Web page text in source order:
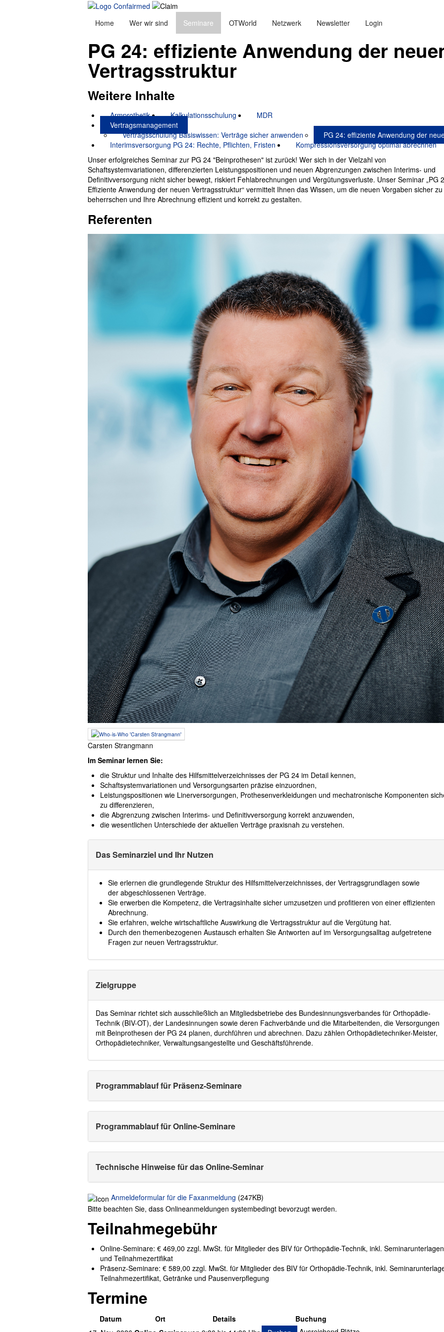
Home Wer wir sind Seminare OTWorld Netzwerk Newsletter Login
PG 24: effiziente Anwendung der
Vertragsstruktur
Weitere Inhalte
Armprothetik Kalkulationsschulung
MDR
Vertragsmanagement
Vertragsschulung Basiswissen: Verträge sicher anwenden
PG 24: effiziente Anwendung der
Interimsversorgung PG 24: Rechte, Pflichten, Fristen
Kompressionsversorgung optimal abrechnen
Unser erfolgreiches Seminar zur PG 24 "Beinprothesen" ist zurück! Wer sich in der Vielzahl von
Schaftsystemvariationen, differenzierten Leistungspositionen und neuen Abgrenzungen zwischen Interims- und
Definitivversorgung nicht sicher bewegt, riskiert Fehlabrechnungen und Vergütungsverluste. Unser Seminar „PG
Effiziente Anwendung der neuen Vertragsstruktur“ vermittelt Ihnen das Wissen, um die neuen Vorgaben sicher zu
beherrschen und Ihre Abrechnung effizient und korrekt zu gestalten.
Referenten
Carsten Strangmann
Im Seminar lernen Sie:
die Struktur und Inhalte des Hilfsmittelverzeichnisses der PG 24 im Detail kennen,
Schaftsystemvariationen und Versorgungsarten präzise einzuordnen,
Leistungspositionen wie Linerversorgungen, Prothesenverkleidungen und mechatronische Komponenten
zu differenzieren,
die Abgrenzung zwischen Interims- und Definitivversorgung korrekt anzuwenden,
die wesentlichen Unterschiede der aktuellen Verträge praxisnah zu verstehen.
Das Seminarziel und Ihr Nutzen
Sie erlernen die grundlegende Struktur des Hilfsmittelverzeichnisses, der Vertragsgrundlagen sowie
der abgeschlossenen Verträge.
Sie erwerben die Kompetenz, die Vertragsinhalte sicher umzusetzen und profitieren von einer effizienten
Abrechnung.
Sie erfahren, welche wirtschaftliche Auswirkung die Vertragsstruktur auf die Vergütung hat.
Durch den themenbezogenen Austausch erhalten Sie Antworten auf im Versorgungsalltag aufgetretene
Fragen zur neuen Vertragsstruktur.
Zielgruppe
Das Seminar richtet sich ausschließlich an Mitgliedsbetriebe des Bundesinnungsverbandes für Orthopädie-
Technik (BIV-OT), der Landesinnungen sowie deren Fachverbände und die Mitarbeitenden, die Versorgungen
mit Beinprothesen der PG 24 planen, durchführen und abrechnen. Dazu zählen Orthopädietechniker-Meister,
Orthopädietechniker, Verwaltungsangestellte und Geschäftsführende.
Programmablauf für Präsenz-Seminare
Programmablauf für Online-Seminare
Technische Hinweise für das Online-Seminar
Anmeldeformular für die Faxanmeldung (247KB)
Bitte beachten Sie, dass Onlineanmeldungen systembedingt bevorzugt werden.
Teilnahmegebühr
Online-Seminare: € 469,00 zzgl. MwSt. für Mitglieder des BIV für Orthopädie-Technik, inkl. Seminarunterlagen
und Teilnahmezertifikat
Präsenz-Seminare: € 589,00 zzgl. MwSt. für Mitglieder des BIV für Orthopädie-Technik, inkl.
Teilnahmezertifikat, Getränke und Pausenverpflegung
Termine
Datum Ort Details
Buchung